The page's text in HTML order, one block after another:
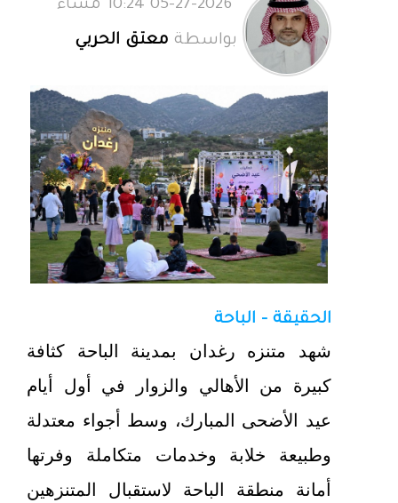
بواسطة معتق الحربي
الحقيقة - الباحة
شهد متنزه رغدان بمدينة الباحة كثافة
كبيرة من الأهالي والزوار في أول أيام
عيد الأضحى المبارك، وسط أجواء معتدلة
وطبيعة خلابة وخدمات متكاملة وفرتها
أمانة منطقة الباحة لاستقبال المتنزهين